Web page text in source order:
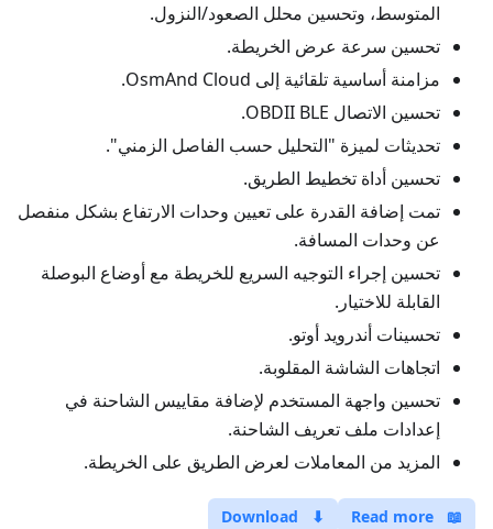
المتوسط، وتحسين محلل الصعود/النزول.
تحسين سرعة عرض الخريطة.
مزامنة أساسية تلقائية إلى OsmAnd Cloud.
تحسين الاتصال OBDII BLE.
تحديثات لميزة "التحليل حسب الفاصل الزمني".
تحسين أداة تخطيط الطريق.
تمت إضافة القدرة على تعيين وحدات الارتفاع بشكل منفصل
عن وحدات المسافة.
تحسين إجراء التوجيه السريع للخريطة مع أوضاع البوصلة
القابلة للاختيار.
تحسينات أندرويد أوتو.
اتجاهات الشاشة المقلوبة.
تحسين واجهة المستخدم لإضافة مقاييس الشاحنة في
إعدادات ملف تعريف الشاحنة.
المزيد من المعاملات لعرض الطريق على الخريطة.
📖
Read more
⬇
Download